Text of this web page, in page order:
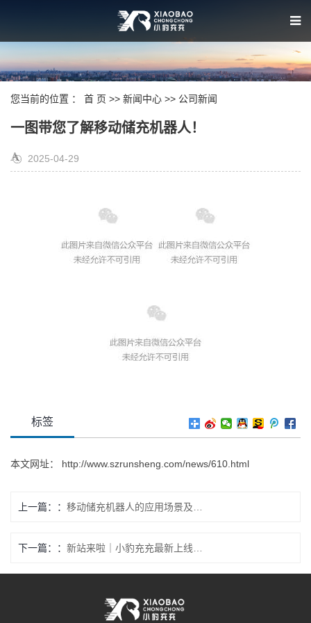
您当前的位置 ： 首 页 >> 新闻中心 >> 公司新闻
一图带您了解移动储充机器人！
2025-04-29
标签
本文网址： http://www.szrunsheng.com/news/610.html
上一篇：
下一篇：